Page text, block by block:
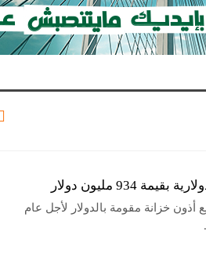
مليون دولار
أذون خزانة مقومة بالدولار لأجل عام